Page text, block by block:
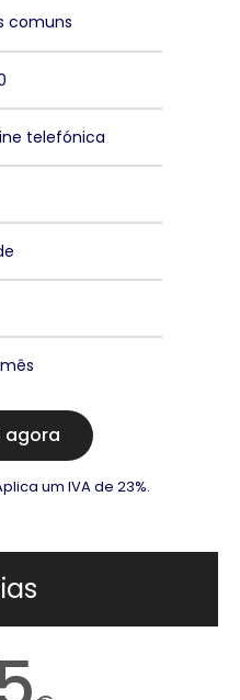
comuns
telefónica
agora
um IVA de 23%.